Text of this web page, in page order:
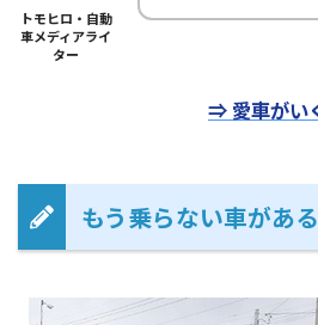
トモヒロ・自動
車メディアライ
ター
⇒ 愛車がい
もう乗らない車があ